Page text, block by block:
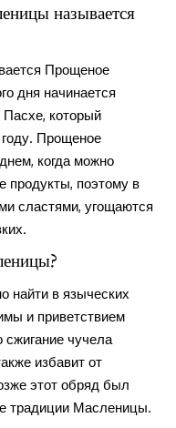
называется
Прощеное
дня начинается
Пасхе, который
Прощеное
когда можно
продукты, поэтому в
сластями, угощаются
найти в языческих
и приветствием
сжигание чучела
избавит от
этот обряд был
традиции Масленицы.